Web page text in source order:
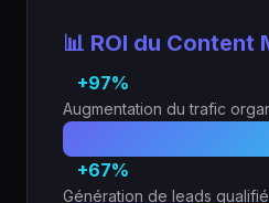
📊 ROI du Content
Augmentation du trafic
+97%
Génération de leads
+67%